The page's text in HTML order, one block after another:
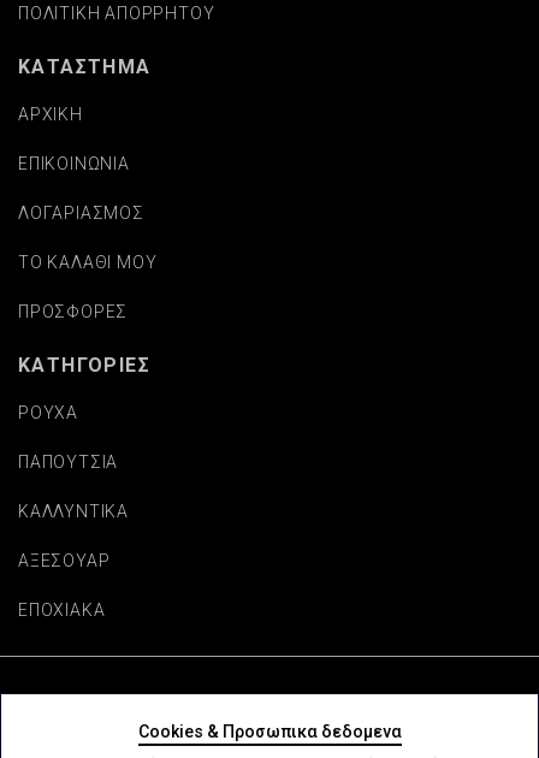
ΠΟΛΙΤΙΚΗ ΑΠΟΡΡΗΤΟΥ
ΚΑΤΑΣΤΗΜΑ
ΑΡΧΙΚΗ
ΕΠΙΚΟΙΝΩΝΙΑ
ΛΟΓΑΡΙΑΣΜΟΣ
ΤΟ ΚΑΛΑΘΙ ΜΟΥ
ΠΡΟΣΦΟΡΕΣ
ΚΑΤΗΓΟΡΙΕΣ
ΡΟΥΧΑ
ΠΑΠΟΥΤΣΙΑ
ΚΑΛΛΥΝΤΙΚΑ
ΑΞΕΣΟΥΑΡ
ΕΠΟΧΙΑΚΑ
Cookies & Προσωπικα δεδομενα